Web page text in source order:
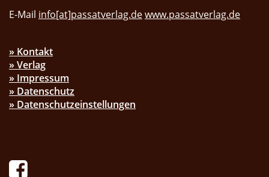
E-Mail info[at]passatverlag.dewww.passatverlag.de
» Kontakt
» Verlag
» Impressum
» Datenschutz
» Datenschutzeinstellungen